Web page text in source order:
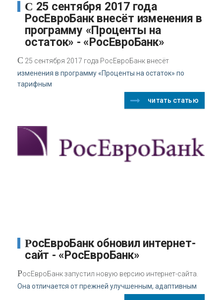
С 25 сентября 2017 года
РосЕвроБанк внесёт изменения в
программу «Проценты на
остаток» - «РосЕвроБанк»
С 25 сентября 2017 года РосЕвроБанк внесёт
изменения в программу «Проценты на остаток» по
тарифным
читать статью
РосЕвроБанк обновил интернет-
сайт - «РосЕвроБанк»
РосЕвроБанк запустил новую версию интернет-сайта.
Она отличается от прежней улучшенным, адаптивным